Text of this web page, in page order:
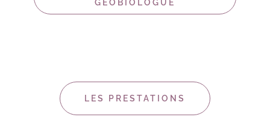
GÉOBIOLOGUE
LES PRESTATIONS